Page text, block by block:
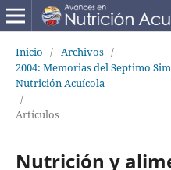
Inicio / Archivos /
2004: Memorias del Septimo
Nutrición Acuícola
/
Artículos
Nutrición y